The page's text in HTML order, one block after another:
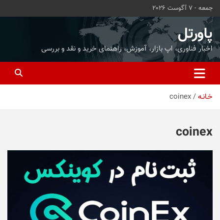
محتوا
بروید
جمعه - 7 آگوست 2026
پاورتل
اخبار فناوری، اپ بازار، آموزش، راهنمای خرید و نقد و بررسی
خـانـه coinex
coinex